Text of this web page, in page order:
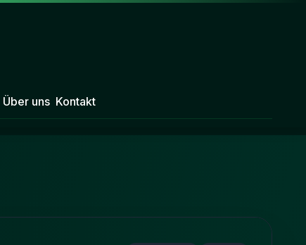
Über uns Kontakt